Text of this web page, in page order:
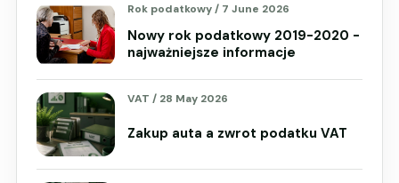
Rok podatkowy/ 7 June 2026
Nowy rok podatkowy 2019-2020 -
najważniejsze informacje
VAT / 28 May 2026
Zakup auta a zwrot podatku VAT